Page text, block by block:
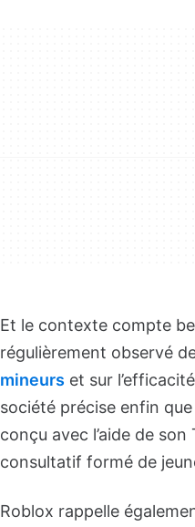
Et le contexte compte
régulièrement observé
mineurs et sur
société précise enfin
conçu avec l’aide de
consultatif formé de
Roblox rappelle